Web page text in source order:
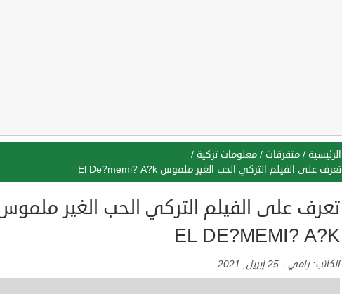
الرئيسية / متفرقات / معلومات تركية /
تعرف على الفيلم التركي الحب الغير ملموس El De?memi? A?k
تعرف على الفيلم التركي الحب الغير
EL DE?MEMI? A?K
الكاتب: رامي - 25 إبريل, 2021